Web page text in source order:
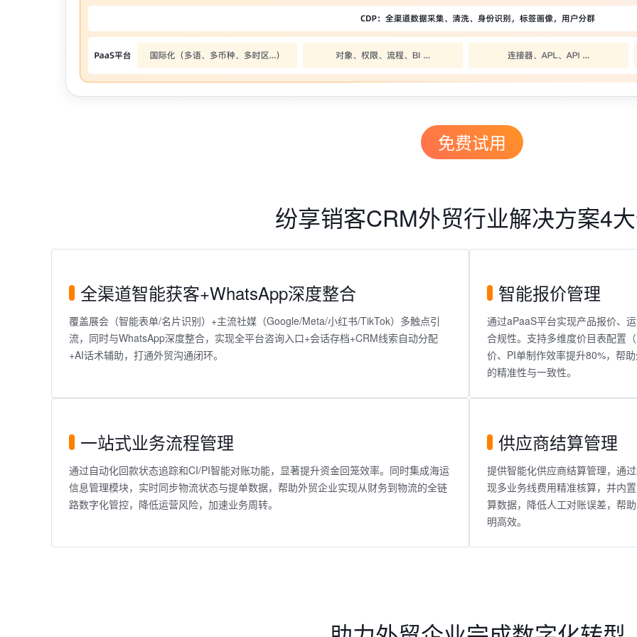
免费试用
纷享销客CRM外贸行业解决方案4
全渠道智能获客+WhatsApp深度整合
覆盖展会（智能表单/名片识别）+主流社媒（Google/Meta/小红书/TikTok）多触点引
流，同时与WhatsApp深度整合，实现全平台咨询入口+会话存档+CRM线索自动分配
+AI话术辅助，打通外贸沟通闭环。
智能报价管理
通过aPaaS平台实现产品报价、
合规性。支持多维度价目表配置
价、PI单制作效率提升80%，帮
的精准性与一致性。
一站式业务流程管理
通过自动化回款状态追踪和CI/PI智能对账功能，显著提升资金回笼效率。同时集成海运
信息管理模块，实时同步物流状态与提单数据，帮助外贸企业实现从财务到物流的全链
路数字化管控，降低运营风险，加速业务周转。
供应商结算管理
提供智能化供应商结算管理，通
现多业务线费用精准核算，并内
算数据，降低人工对账误差，帮
明高效。